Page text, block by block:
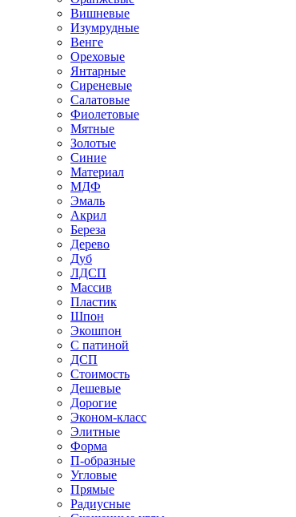
Вишневые
Изумрудные
Венге
Ореховые
Янтарные
Сиреневые
Салатовые
Фиолетовые
Мятные
Золотые
Синие
Материал
МДФ
Эмаль
Акрил
Береза
Дерево
Дуб
ЛДСП
Массив
Пластик
Шпон
Экошпон
С патиной
ДСП
Стоимость
Дешевые
Дорогие
Эконом-класс
Элитные
Форма
П-образные
Угловые
Прямые
Радиусные